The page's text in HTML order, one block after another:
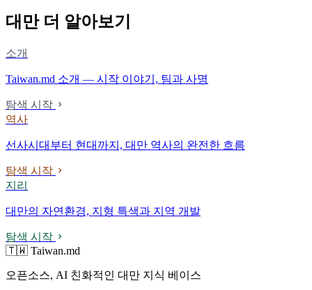
대만 더 알아보기
소개
Taiwan.md 소개 — 시작 이야기, 팀과 사명
탐색 시작
역사
선사시대부터 현대까지, 대만 역사의 완전한 흐름
탐색 시작
지리
대만의 자연환경, 지형 특색과 지역 개발
탐색 시작
🇹🇼 Taiwan.md
오픈소스, AI 친화적인 대만 지식 베이스